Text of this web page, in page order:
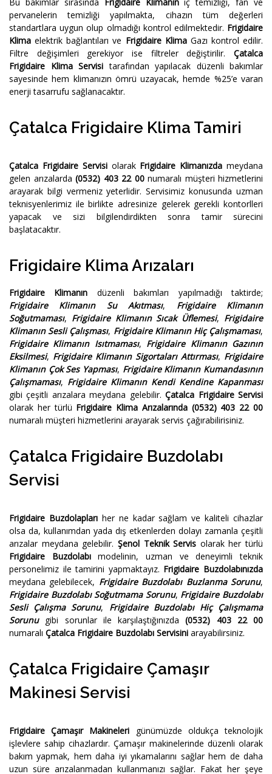
pervanelerin temizliği yapılmakta, cihazın tüm değerleri
standartlara uygun olup olmadığı kontrol edilmektedir. Frigidaire
Klima elektrik bağlantıları ve Frigidaire KlimaGazı kontrol edilir.
Filtre değişimleri gerekiyor ise filtreler değiştirilir. Çatalca
Frigidaire Klima Servisitarafından yapılacak düzenli bakımlar
sayesinde hem klimanızın ömrü uzayacak, hemde %25’e varan
enerji tasarrufu sağlanacaktır.
Çatalca Frigidaire Klima Tamiri
Çatalca Frigidaire Servisiolarak Frigidaire Klimanızda meydana
gelen arızalarda (0532) 403 22 00numaralı müşteri hizmetlerini
arayarak bilgi vermeniz yeterlidir. Servisimiz konusunda uzman
teknisyenlerimiz ile birlikte adresinize gelerek gerekli kontorlleri
yapacak ve sizi bilgilendirdikten sonra tamir sürecini
başlatacaktır.
Frigidaire Klima Arızaları
Frigidaire Klimanın düzenli bakımları yapılmadığı taktirde;
Frigidaire Klimanın Su Akıtması, Frigidaire Klimanın
Soğutmaması, Frigidaire Klimanın Sıcak Üflemesi, Frigidaire
Klimanın Sesli Çalışması, Frigidaire Klimanın Hiç Çalışmaması,
Frigidaire Klimanın Isıtmaması, Frigidaire Klimanın Gazının
Eksilmesi, Frigidaire Klimanın Sigortaları Attırması, Frigidaire
Klimanın Çok Ses Yapması, Frigidaire Klimanın Kumandasının
Çalışmaması, Frigidaire Klimanın Kendi Kendine Kapanması
gibi çeşitli arızalara meydana gelebilir.Çatalca Frigidaire Servisi
olarak her türlü Frigidaire Klima Arızalarında (0532) 403 22 00
numaralı müşteri hizmetlerini arayarak servis çağırabilirisiniz.
Çatalca Frigidaire Buzdolabı
Servisi
Frigidaire Buzdolaplarıher ne kadar sağlam ve kaliteli cihazlar
olsa da, kullanımdan yada dış etkenlerden dolayı zamanla çeşitli
arızalar meydana gelebilir. Şenol Teknik Servis olarak her türlü
Frigidaire Buzdolabımodelinin, uzman ve deneyimli teknik
personelimiz ile tamirini yapmaktayız. Frigidaire Buzdolabınızda
meydana gelebilecek, Frigidaire Buzdolabı Buzlanma Sorunu,
Frigidaire Buzdolabı Soğutmama Sorunu, Frigidaire Buzdolabı
Sesli Çalışma Sorunu, Frigidaire Buzdolabı Hiç Çalışmama
Sorunugibi sorunlar ile karşılaştığınızda(0532) 403 22 00
numaralı Çatalca Frigidaire Buzdolabı Servisini arayabilirsiniz.
Çatalca Frigidaire Çamaşır
Makinesi Servisi
Frigidaire Çamaşır Makineleri günümüzde oldukça teknolojik
işlevlere sahip cihazlardır. Çamaşır makinelerinde düzenli olarak
bakım yapmak, hem daha iyi yıkamalarını sağlar hem de daha
uzun süre arızalanmadan kullanmanızı sağlar. Fakat her şeye